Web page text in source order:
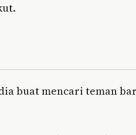
buat mencari teman